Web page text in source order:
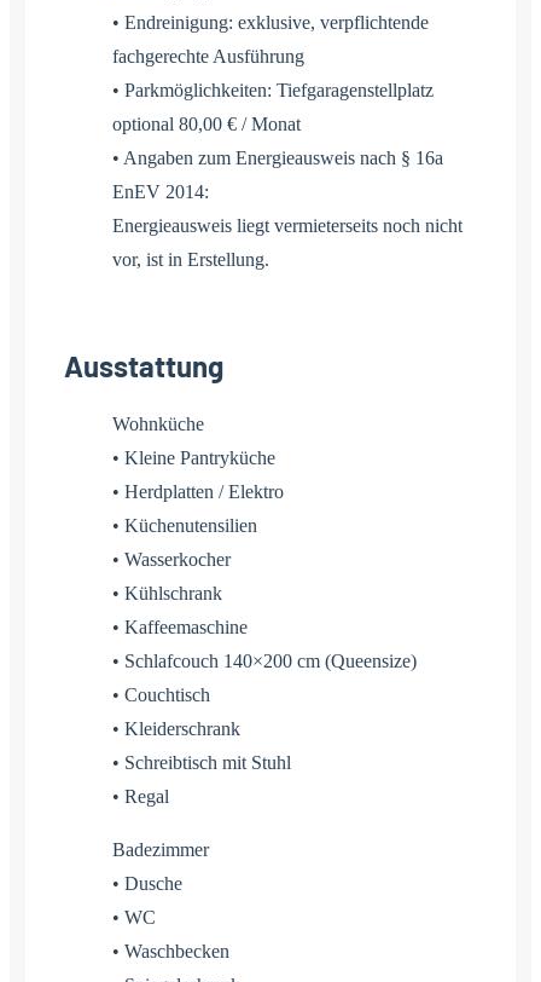
• Endreinigung: exklusive, verpflichtende
fachgerechte Ausführung
• Parkmöglichkeiten: Tiefgaragenstellplatz
optional 80,00 € / Monat
• Angaben zum Energieausweis nach § 16a
EnEV 2014:
Energieausweis liegt vermieterseits noch nicht
vor, ist in Erstellung.
Ausstattung
Wohnküche
• Kleine Pantryküche
• Herdplatten / Elektro
• Küchenutensilien
• Wasserkocher
• Kühlschrank
• Kaffeemaschine
• Schlafcouch 140×200 cm (Queensize)
• Couchtisch
• Kleiderschrank
• Schreibtisch mit Stuhl
• Regal
Badezimmer
• Dusche
• WC
• Waschbecken